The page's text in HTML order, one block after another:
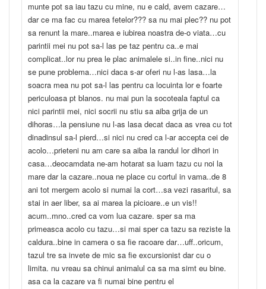
munte pot sa iau tazu cu mine, nu e cald, avem cazare…
dar ce ma fac cu marea fetelor??? sa nu mai plec?? nu pot
sa renunt la mare..marea e iubirea noastra de-o viata…cu
parintii mei nu pot sa-l las pe taz pentru ca..e mai
complicat..lor nu prea le plac animalele si..in fine..nici nu
se pune problema…nici daca s-ar oferi nu l-as lasa…la
soacra mea nu pot sa-l las pentru ca locuinta lor e foarte
periculoasa pt blanos. nu mai pun la socoteala faptul ca
nici parintii mei, nici socrii nu stiu sa aiba grija de un
dihoras…la pensiune nu l-as lasa decat daca as vrea cu tot
dinadinsul sa-l pierd…si nici nu cred ca l-ar accepta cei de
acolo…prieteni nu am care sa aiba la randul lor dihori in
casa…deocamdata ne-am hotarat sa luam tazu cu noi la
mare dar la cazare..noua ne place cu cortul in vama..de 8
ani tot mergem acolo si numai la cort…sa vezi rasaritul, sa
stai in aer liber, sa ai marea la picioare..e un vis!!
acum..mno..cred ca vom lua cazare. sper sa ma
primeasca acolo cu tazu…si mai sper ca tazu sa reziste la
caldura..bine in camera o sa fie racoare dar…uff..oricum,
tazul tre sa invete de mic sa fie excursionist dar cu o
limita. nu vreau sa chinui animalul ca sa ma simt eu bine.
asa ca la cazare va fi numai bine pentru el